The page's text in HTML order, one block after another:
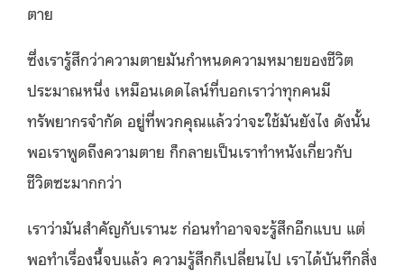
ตาย
ซึ่งเรารู้สึกว่าความตายมันกำหนดความหมายของชีวิต
ประมาณหนึ่ง เหมือนเดดไลน์ที่บอกเราว่าทุกคนมี
ทรัพยากรจำกัด อยู่ที่พวกคุณแล้วว่าจะใช้มันยังไง ดังนั้น
พอเราพูดถึงความตาย ก็กลายเป็นเราทำหนังเกี่ยวกับ
ชีวิตซะมากกว่า
เราว่ามันสำคัญกับเรานะ ก่อนทำอาจจะรู้สึกอีกแบบ แต่
พอทำเรื่องนี้จบแล้ว ความรู้สึกก็เปลี่ยนไป เราได้บันทึกสิ่ง